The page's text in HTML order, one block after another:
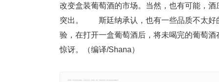
改变盒装葡萄酒的市场。当然，也有可能，
突出。 斯廷纳承认，也有一些品质不太好
验，在打开一盒葡萄酒后，将未喝完的葡萄
惊讶。（编译/Shana）